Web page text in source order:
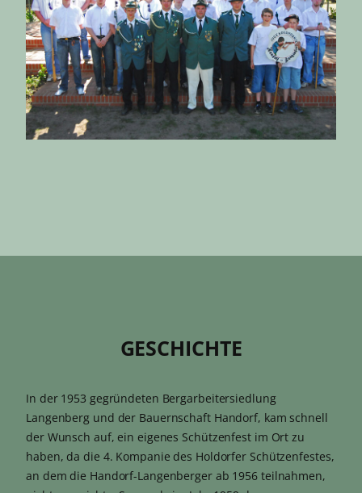
GESCHICHTE
In der 1953 gegründeten Bergarbeitersiedlung
Langenberg und der Bauernschaft Handorf, kam schnell
der Wunsch auf, ein eigenes Schützenfest im Ort zu
haben, da die 4. Kompanie des Holdorfer Schützenfestes,
an dem die Handorf-Langenberger ab 1956 teilnahmen,